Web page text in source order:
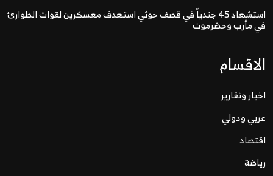
استشهاد 45 جندياً في قصف حوثي استهدف معسكرين لقوات الطوارئ
في مأرب وحضرموت
الاقسام
اخبار وتقارير
عربي ودولي
اقتصاد
رياضة